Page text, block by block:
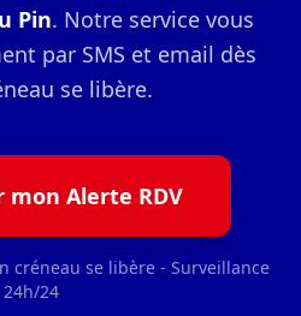
Pin. Notre service vous
par SMS et email dès
se libère.
mon Alerte RDV
créneau se libère - Surveillance
24h/24